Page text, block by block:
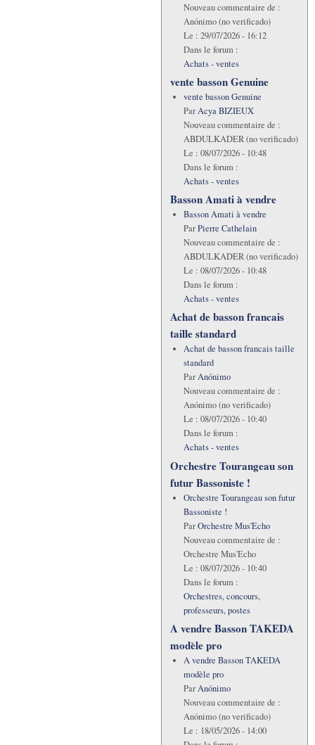
Nouveau commentaire de :
Anónimo (no verificado)
Le : 29/07/2026 - 16:12
Dans le forum :
Achats - ventes
vente basson Genuine
vente basson Genuine
ParAcya BIZIEUX
Nouveau commentaire de :
ABDULKADER (no verificado)
Le : 08/07/2026 - 10:48
Dans le forum :
Achats - ventes
Basson Amati à vendre
Basson Amati à vendre
ParPierre Cathelain
Nouveau commentaire de :
ABDULKADER (no verificado)
Le : 08/07/2026 - 10:48
Dans le forum :
Achats - ventes
Achat de basson francais
taille standard
Achat de basson francais taille
standard
ParAnónimo
Nouveau commentaire de :
Anónimo (no verificado)
Le : 08/07/2026 - 10:40
Dans le forum :
Achats - ventes
Orchestre Tourangeau son
futur Bassoniste !
Orchestre Tourangeau son futur
Bassoniste !
ParOrchestre Mus'Echo
Nouveau commentaire de :
Orchestre Mus'Echo
Le : 08/07/2026 - 10:40
Dans le forum :
Orchestres, concours,
professeurs, postes
A vendre Basson TAKEDA
modèle pro
A vendre Basson TAKEDA
modèle pro
ParAnónimo
Nouveau commentaire de :
Anónimo (no verificado)
Le : 18/05/2026 - 14:00